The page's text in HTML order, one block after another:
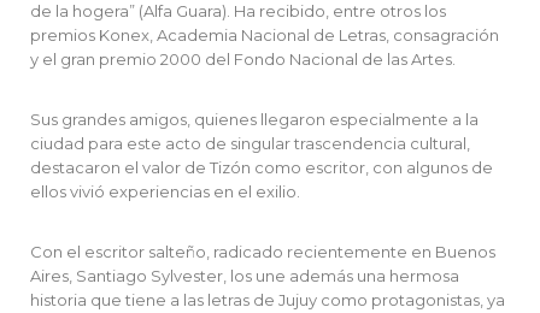
de la hogera” (Alfa Guara). Ha recibido, entre otros los
premios Konex, Academia Nacional de Letras, consagración
y el gran premio 2000 del Fondo Nacional de las Artes.
Sus grandes amigos, quienes llegaron especialmente a la
ciudad para este acto de singular trascendencia cultural,
destacaron el valor de Tizón como escritor, con algunos de
ellos vivió experiencias en el exilio.
Con el escritor salteño, radicado recientemente en Buenos
Aires, Santiago Sylvester, los une además una hermosa
historia que tiene a las letras de Jujuy como protagonistas, ya